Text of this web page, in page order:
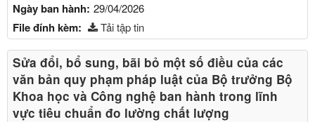
Ngày ban hành: 29/04/2026
File đính kèm: Tải tập tin
Sửa đổi, bổ sung, bãi bỏ một số điều của các
văn bản quy phạm pháp luật của Bộ trưởng Bộ
Khoa học và Công nghệ ban hành trong lĩnh
vực tiêu chuẩn đo lường chất lượng